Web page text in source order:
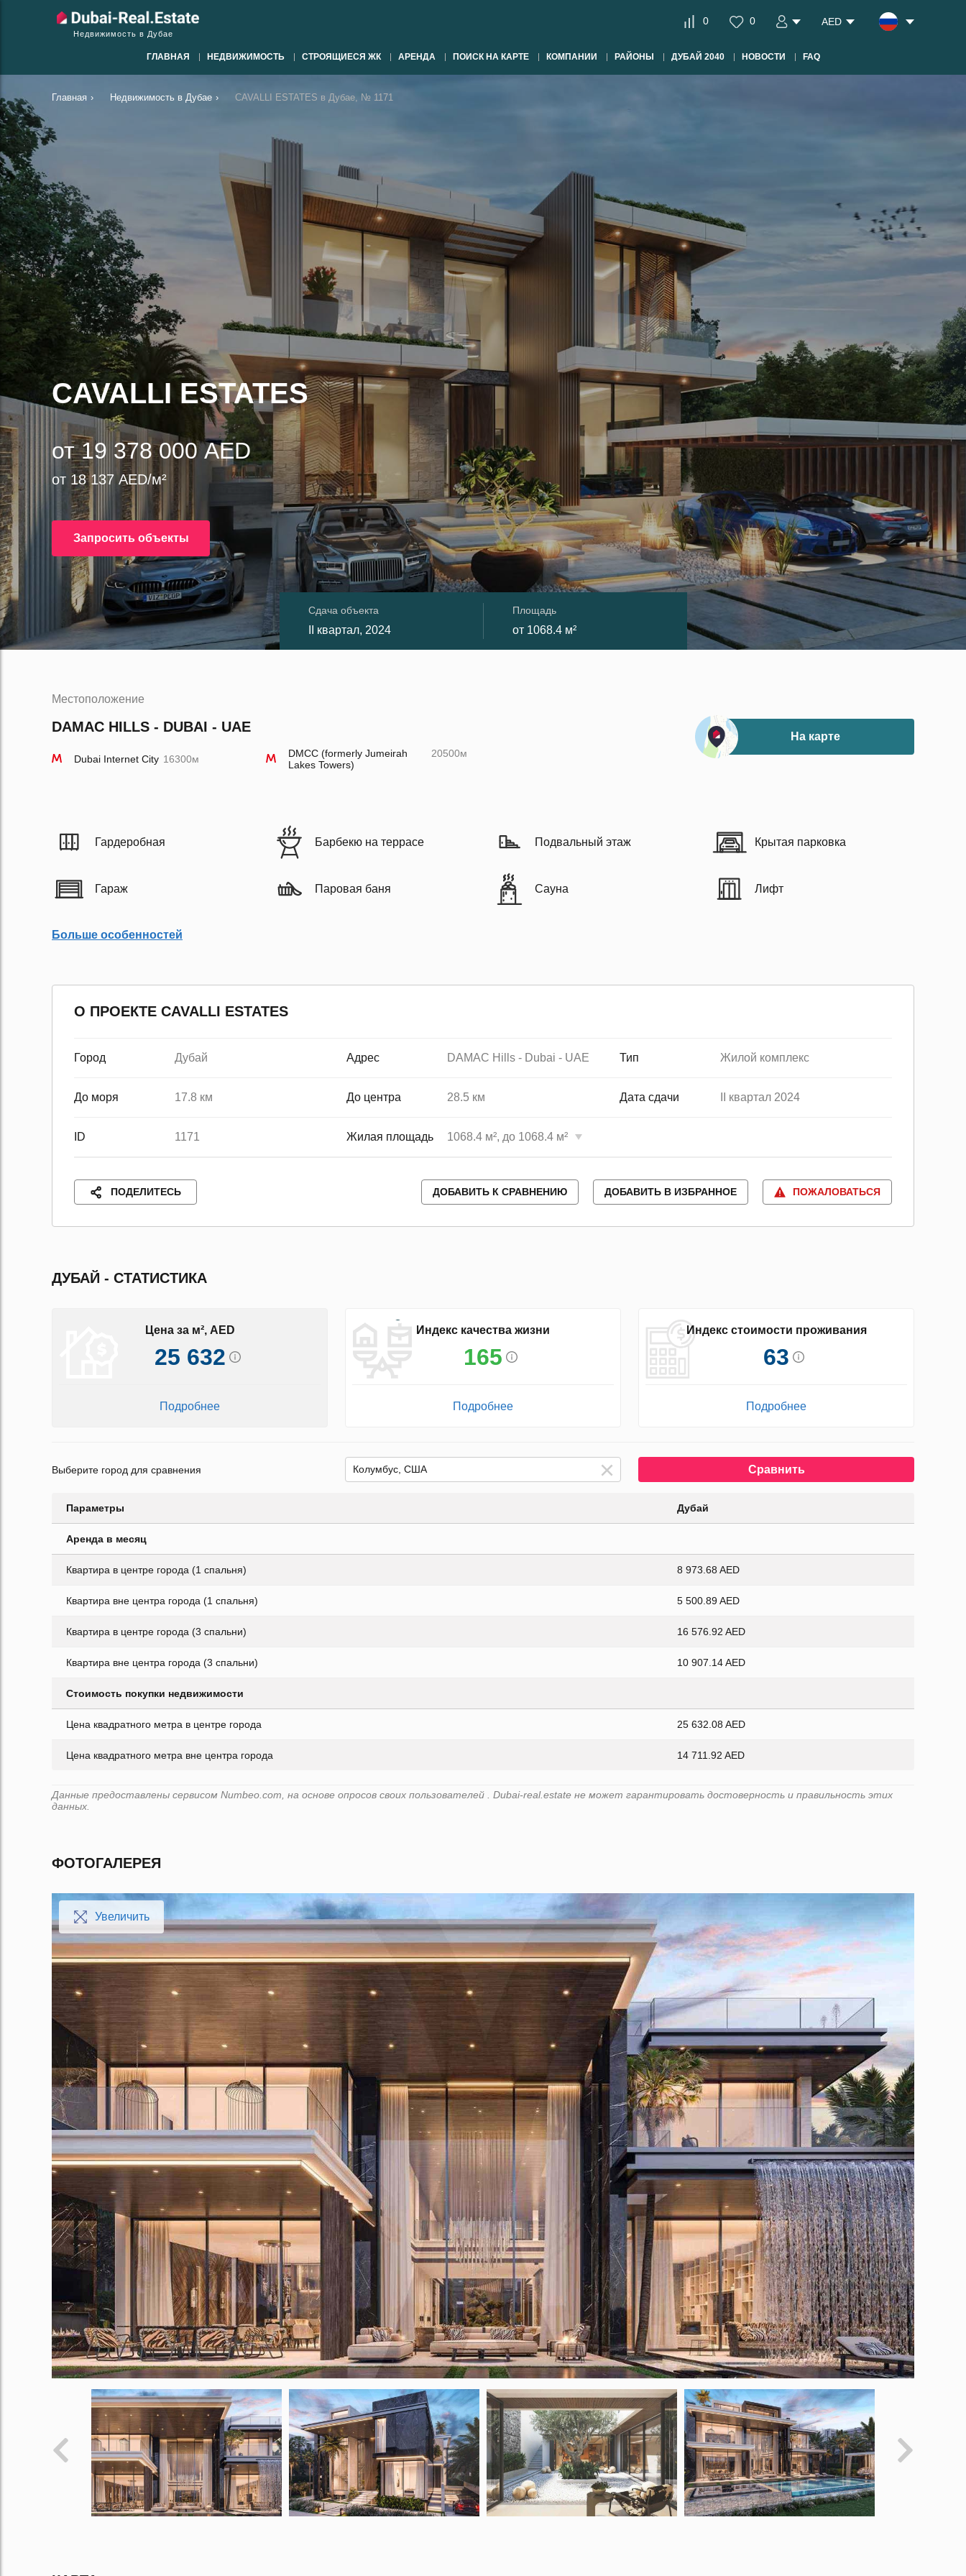
Недвижимость в Дубае
0 0 AED
ГЛАВНАЯ НЕДВИЖИМОСТЬ СТРОЯЩИЕСЯ ЖК АРЕНДА ПОИСК НА КАРТЕ КОМПАНИИ РАЙОНЫ ДУБАЙ 2040 НОВОСТИ FAQ
Главная › Недвижимость в Дубае › CAVALLI ESTATES в Дубае, № 1171
CAVALLI ESTATES
от 19 378 000 AED
от 18 137 AED/м²
Запросить объекты
Сдача объекта
II квартал, 2024
Площадь
от 1068.4 м²
Местоположение
DAMAC HILLS - DUBAI - UAE
Dubai Internet City 16300м
DMCC (formerly Jumeirah
Lakes Towers)
20500м
На карте
Гардеробная Барбекю на террасе Подвальный этаж Крытая парковка
Гараж Паровая баня Сауна Лифт
Больше особенностей
О ПРОЕКТЕ CAVALLI ESTATES
Город Дубай Адрес DAMAC Hills - Dubai - UAE Тип Жилой комплекс
До моря 17.8 км До центра 28.5 км Дата сдачи II квартал 2024
ID 1171 Жилая площадь 1068.4 м², до 1068.4 м²
ПОДЕЛИТЕСЬ ДОБАВИТЬ К СРАВНЕНИЮ ДОБАВИТЬ В ИЗБРАННОЕ ПОЖАЛОВАТЬСЯ
ДУБАЙ - СТАТИСТИКА
Цена за м², AED
25 632
Подробнее
Индекс качества жизни
165
Подробнее
Индекс стоимости проживания
63
Подробнее
Выберите город для сравнения Сравнить
Параметры Дубай
Аренда в месяц
Квартира в центре города (1 спальня) 8 973.68 AED
Квартира вне центра города (1 спальня) 5 500.89 AED
Квартира в центре города (3 спальни) 16 576.92 AED
Квартира вне центра города (3 спальни) 10 907.14 AED
Стоимость покупки недвижимости
Цена квадратного метра в центре города 25 632.08 AED
Цена квадратного метра вне центра города 14 711.92 AED
Данные предоставлены сервисом Numbeo.com, на основе опросов своих пользователей . Dubai-real.estate не может гарантировать достоверность и правильность этих
данных.
ФОТОГАЛЕРЕЯ
Увеличить